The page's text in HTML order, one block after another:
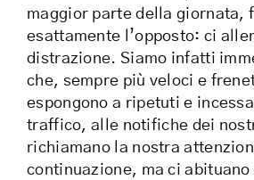
maggior parte della giornata,
esattamente l’opposto: ci
distrazione. Siamo infatti
che, sempre più veloci e
espongono a ripetuti e
traffico, alle notifiche dei
richiamano la nostra
continuazione, ma ci abituano